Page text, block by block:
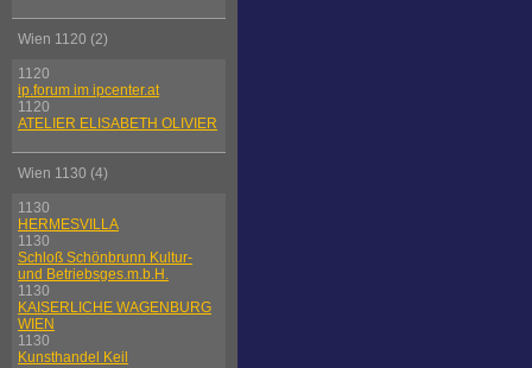
Wien 1120 (2)
1120
ip.forum im ipcenter.at
1120
ATELIER ELISABETH OLIVIER
Wien 1130 (4)
1130
HERMESVILLA
1130
Schloß Schönbrunn Kultur-
und Betriebsges.m.b.H.
1130
KAISERLICHE WAGENBURG
WIEN
1130
Kunsthandel Keil